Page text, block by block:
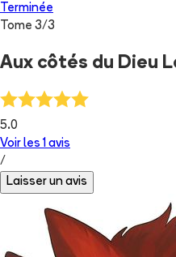
Terminée
Tome 3/3
Aux côtés du Dieu
5.0
Voir les 1 avis
/
Laisser un avis